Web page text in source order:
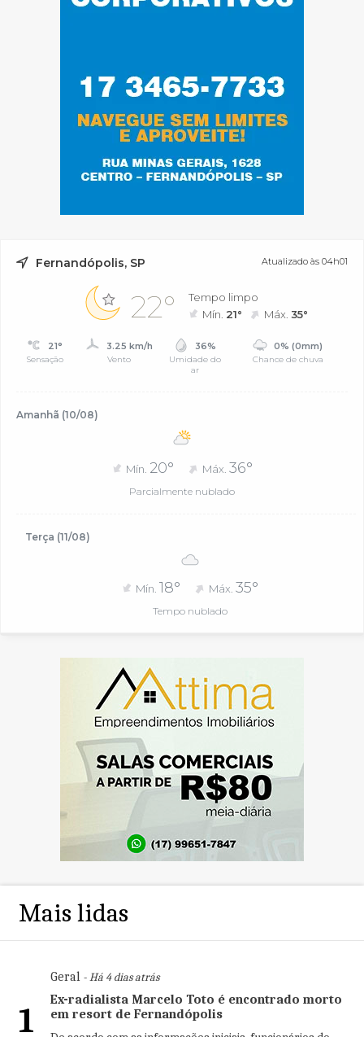
Fernandópolis, SP Atualizado às 04h01
22°
Tempo limpo
Mín. 21° Máx.35°
21°
Sensação
3.25 km/h
Vento
36%
Umidade do
ar
0% (0mm)
Chance de chuva
Amanhã (10/08)
Mín. 20° Máx. 36°
Parcialmente nublado
Terça (11/08)
Mín. 18° Máx.35°
Tempo nublado
Mais lidas
1
Geral- Há 4 dias atrás
Ex-radialista Marcelo Toto é encontrado morto
em resort de Fernandópolis